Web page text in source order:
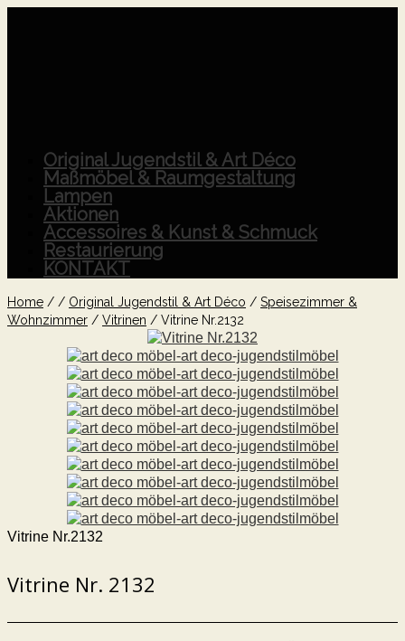
Original Jugendstil & Art Déco
Maßmöbel & Raumgestaltung
Lampen
Aktionen
Accessoires & Kunst & Schmuck
Restaurierung
KONTAKT
Home / / Original Jugendstil & Art Déco / Speisezimmer &
Wohnzimmer / Vitrinen / Vitrine Nr.2132
Vitrine Nr.2132
Vitrine Nr. 2132